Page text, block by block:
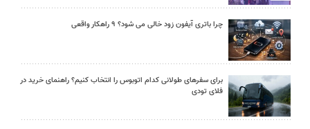
چرا باتری آیفون زود خالی می شود؟ ۹ راهکار واقعی
برای سفرهای طولانی کدام اتوبوس را انتخاب کنیم؟ راهنمای خرید در
فلای تودی